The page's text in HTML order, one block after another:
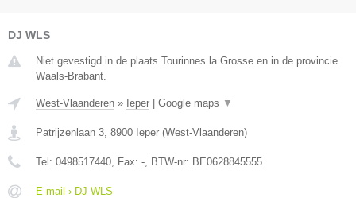
DJ WLS
Niet gevestigd in de plaats Tourinnes la Grosse en in de provincie
Waals-Brabant.
West-Vlaanderen » Ieper Google maps ▼
Patrijzenlaan 3 8900 Ieper (West-Vlaanderen)
Tel: 0498517440 , Fax: - , BTW-nr: BE0628845555
E-mail › DJ WLS